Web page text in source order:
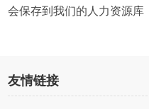
会保存到我们的人力资源库
友情链接